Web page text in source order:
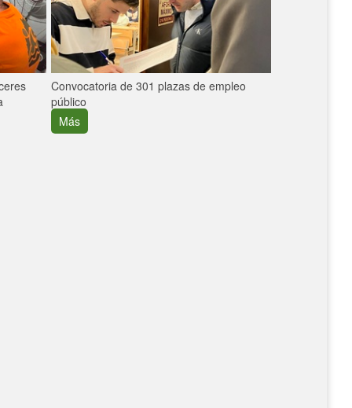
Convocatoria de 301 plazas de empleo
público
Más